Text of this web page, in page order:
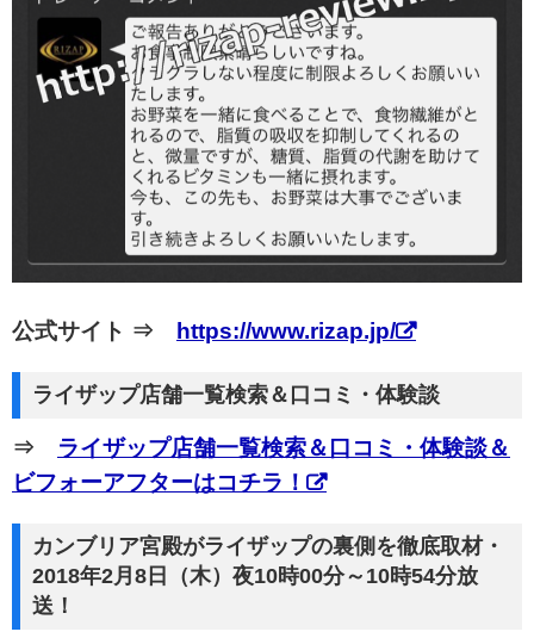
公式サイト ⇒ https://www.rizap.jp/
ライザップ店舗一覧検索＆口コミ・体験談
⇒ ライザップ店舗一覧検索＆口コミ・体験談＆
ビフォーアフターはコチラ！
カンブリア宮殿がライザップの裏側を徹底取材・
2018年2月8日（木）夜10時00分～10時54分放
送！